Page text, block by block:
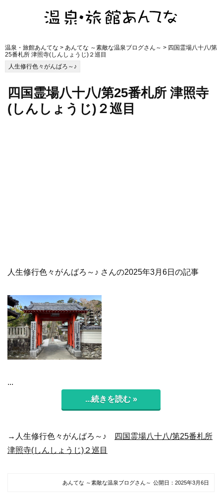
温泉・旅館あんてな > あんてな ～素敵な温泉ブログさん～ > 四国霊場八十八/第
25番札所 津照寺(しんしょうじ)２巡目
人生修行色々がんばろ～♪
四国霊場八十八/第25番札所 津照寺
(しんしょうじ)２巡目
人生修行色々がんばろ～♪ さんの2025年3月6日の記事
...
...続きを読む »
→人生修行色々がんばろ～♪
四国霊場八十八/第25番札所
津照寺(しんしょうじ)２巡目
あんてな ～素敵な温泉ブログさん～ 公開日： 2025年3月6日